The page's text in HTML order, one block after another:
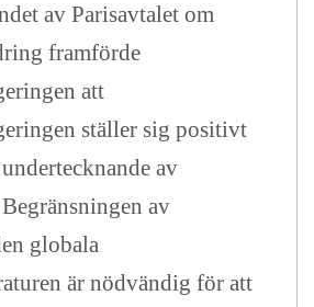
av Parisavtalet om
framförde
att
ställer sig positivt
av
av
globala
är nödvändig för att